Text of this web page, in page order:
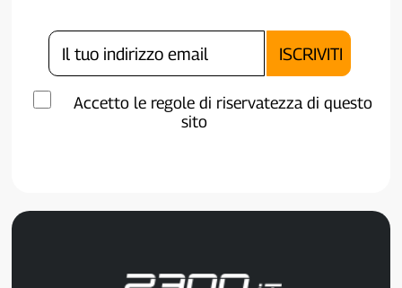
Accetto le regole di riservatezza di questo
sito